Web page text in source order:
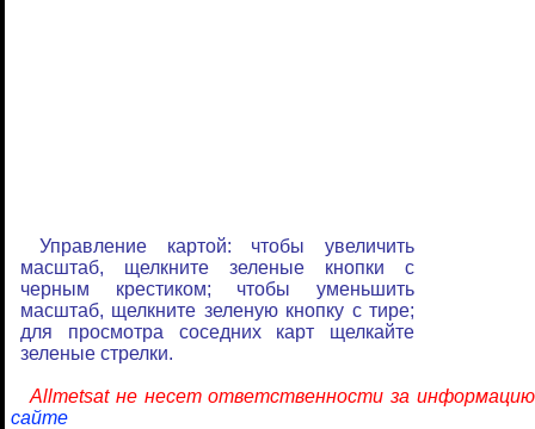
Управление картой: чтобы увеличить
масштаб, щелкните зеленые кнопки с
черным крестиком; чтобы уменьшить
масштаб, щелкните зеленую кнопку с тире;
для просмотра соседних карт щелкайте
зеленые стрелки.
Allmetsat не несет ответственности за
сайте